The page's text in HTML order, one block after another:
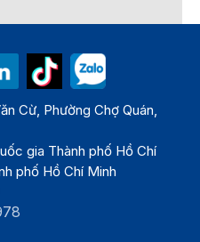
Cừ, Phường Chợ Quán,
gia Thành phố Hồ Chí
phố Hồ Chí Minh